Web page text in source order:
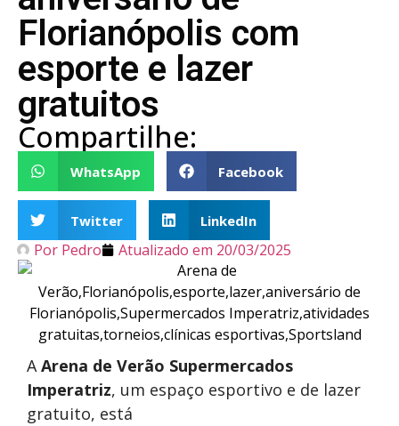
Florianópolis com
esporte e lazer
gratuitos
Compartilhe:
WhatsApp Facebook
Twitter LinkedIn
Por Pedro Atualizado em 20/03/2025
AArena de Verão Supermercados
Imperatriz, um espaço esportivo e de lazer
gratuito, está